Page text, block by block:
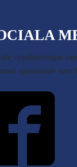
uppdateringar
spännande